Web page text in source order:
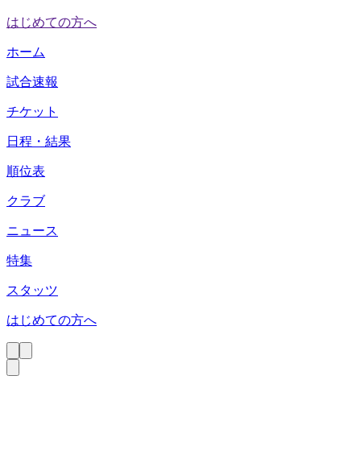
はじめての方へ
ホーム
試合速報
チケット
日程・結果
順位表
クラブ
ニュース
特集
スタッツ
はじめての方へ